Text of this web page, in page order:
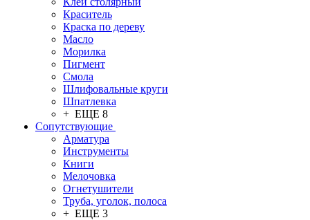
Краситель
Краска по дереву
Масло
Морилка
Пигмент
Смола
Шлифовальные круги
Шпатлевка
+ ЕЩЕ 8
Сопутствующие
Арматура
Инструменты
Книги
Мелочовка
Огнетушители
Труба, уголок, полоса
+ ЕЩЕ 3